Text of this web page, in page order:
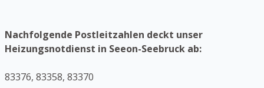
Nachfolgende Postleitzahlen deckt unser
Heizungsnotdienst in Seeon-Seebruck ab:
83376, 83358, 83370